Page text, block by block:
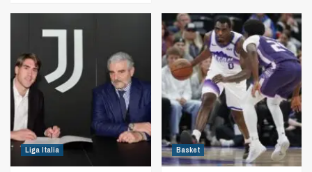
Liga Italia Basket